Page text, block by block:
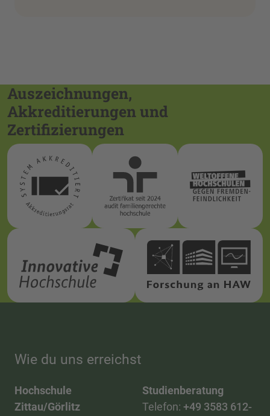
Auszeichnungen,
Akkreditierungen und
Zertifizierungen
Wie du uns erreichst
Hochschule
Zittau/Görlitz
Studienberatung
Telefon: +49 3583 612-